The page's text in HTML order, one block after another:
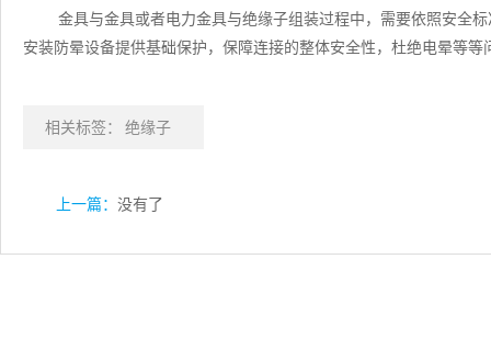
金具与金具或者电力金具与绝缘子组装过程中，需要依照安全
安装防晕设备提供基础保护，保障连接的整体安全性，杜绝电晕等等
相关标签： 绝缘子
上一篇： 没有了